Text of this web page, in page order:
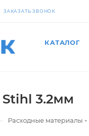
ЗАКАЗАТЬ ЗВОНОК
КАТАЛОГ
3.2мм
Расходные материалы